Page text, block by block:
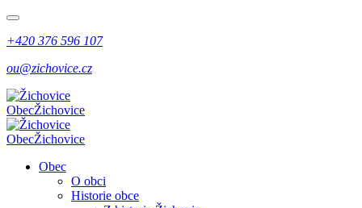
+420 376 596 107
ou@zichovice.cz
ObecŽichovice
ObecŽichovice
Obec
O obci
Historie obce